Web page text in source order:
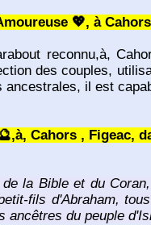
💖, à
reconnu,à,
des couples,
il est
Cahors , Figeac,
la Bible et du
fils d'Abraham,
du peuple